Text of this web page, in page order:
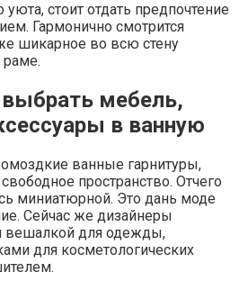
стоит отдать предпочтение
Гармонично смотрится
шикарное во всю стену
мебель,
в ванную
ванные гарнитуры,
пространство. Отчего
миниатюрной. Это дань моде
Сейчас же дизайнеры
вешалкой для одежды,
для косметологических